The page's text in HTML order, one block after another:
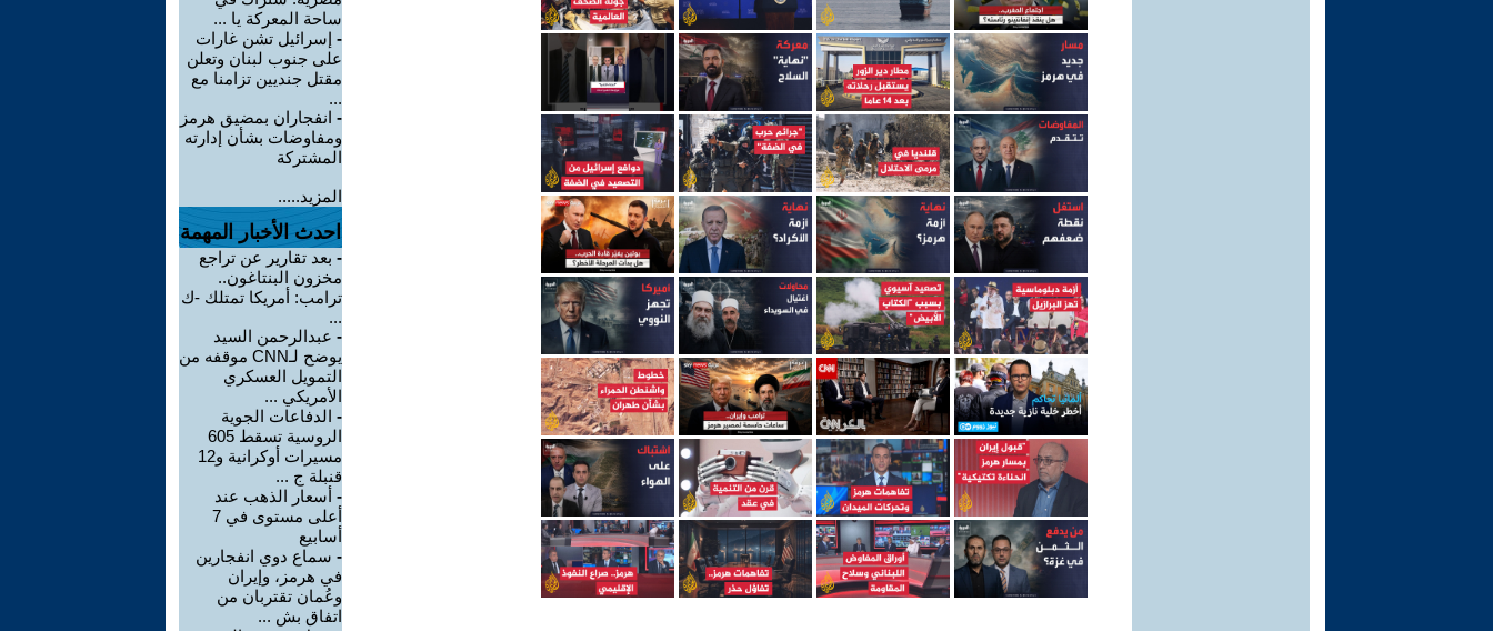
ساحة المعركة يا ...
- إسرائيل تشن غارات
على جنوب لبنان وتعلن
مقتل جنديين تزامنا مع
...
- انفجاران بمضيق هرمز
ومفاوضات بشأن إدارته
المشتركة
المزيد.....
احدث الأخبار المهمة
- بعد تقارير عن تراجع
مخزون البنتاغون..
ترامب: أمريكا تمتلك -ك
...
- عبدالرحمن السيد
يوضح لـCNN موقفه من
التمويل العسكري
الأمريكي ...
- الدفاعات الجوية
الروسية تسقط 605
مسيرات أوكرانية و12
قنبلة ج ...
- أسعار الذهب عند
أعلى مستوى في 7
أسابيع
- سماع دوي انفجارين
في هرمز، وإيران
وعُمان تقتربان من
اتفاق بش ...